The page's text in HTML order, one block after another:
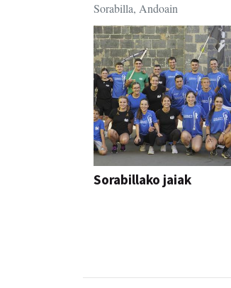
Sorabilla, Andoain
Sorabillako jaiak